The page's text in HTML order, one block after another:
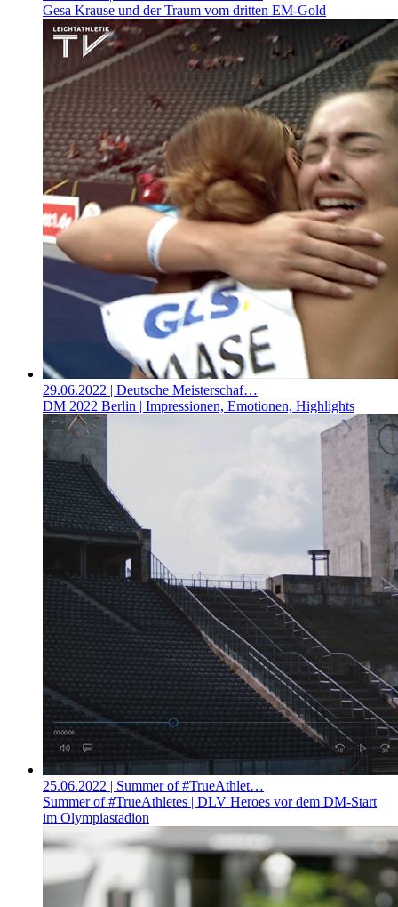
Gesa Krause und der Traum vom dritten EM-Gold
29.06.2022 | Deutsche Meisterschaf…
DM 2022 Berlin | Impressionen, Emotionen, Highlights
25.06.2022 | Summer of #TrueAthlet…
Summer of #TrueAthletes | DLV Heroes vor dem DM-Start
im Olympiastadion